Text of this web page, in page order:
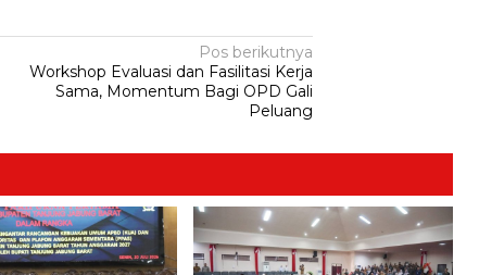
Pos berikutnya
Workshop Evaluasi dan Fasilitasi Kerja
Sama, Momentum Bagi OPD Gali
Peluang